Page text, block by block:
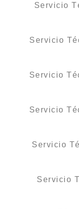
Servicio
Servicio
Servicio
Servicio
Servicio
Servicio